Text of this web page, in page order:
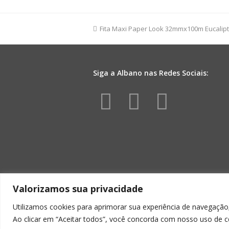
Valorizamos sua privacidade
Utilizamos cookies para aprimorar sua experiência de
Ao clicar em “Aceitar todos”, você concorda com nosso uso de
Azul
quantidade
previous
Fita Maxi Paper Look 32mmx100m
Siga a Albano nas Redes Sociais:
Facebook